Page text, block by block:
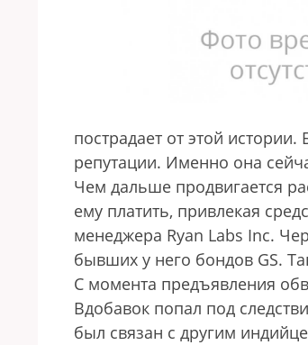
пострадает от этой истории.
репутации. Именно она
Чем дальше продвигается
ему платить, привлекая
менеджера Ryan Labs Inc.
бывших у него бондов GS.
С момента предъявления
Вдобавок попал под
был связан с другим